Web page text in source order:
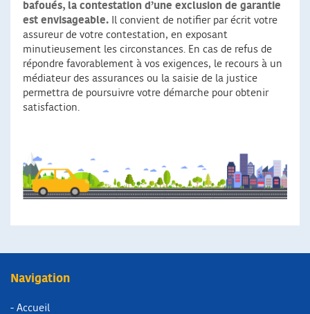
bafoués, la contestation d’une exclusion de garantie
est envisageable. Il convient de notifier par écrit votre
assureur de votre contestation, en exposant
minutieusement les circonstances. En cas de refus de
répondre favorablement à vos exigences, le recours à un
médiateur des assurances ou la saisie de la justice
permettra de poursuivre votre démarche pour obtenir
satisfaction.
Navigation
- Accueil